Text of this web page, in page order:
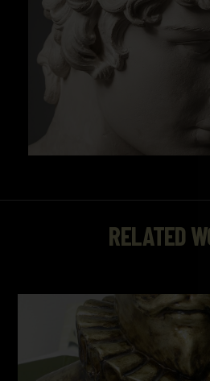
Beltrán Fortes, José/
Yesos: gipsoteca de la
recuperación de la
antigua Real Fábrica de
RELATED